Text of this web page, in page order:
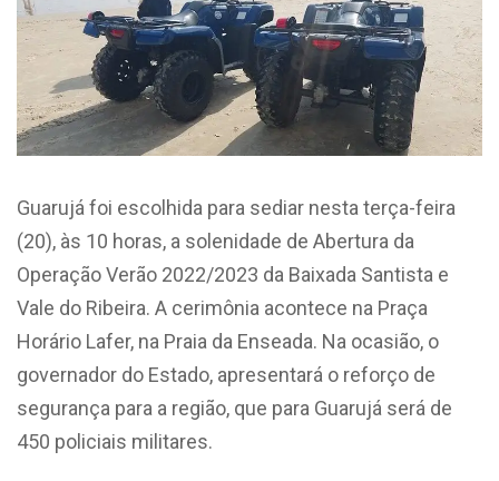
Guarujá foi escolhida para sediar nesta terça-feira
(20), às 10 horas, a solenidade de Abertura da
Operação Verão 2022/2023 da Baixada Santista e
Vale do Ribeira. A cerimônia acontece na Praça
Horário Lafer, na Praia da Enseada. Na ocasião, o
governador do Estado, apresentará o reforço de
segurança para a região, que para Guarujá será de
450 policiais militares.